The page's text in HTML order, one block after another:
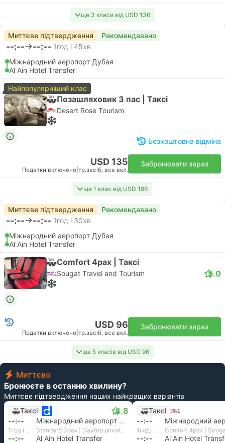
ще 3 класи від USD 136
Миттєве підтвердження Рекомендавано
--:-- --:-- 1год і 45хв
Міжнародний аеропорт Дубая
Al Ain Hotel Transfer
Найпопулярніший клас
Позашляховик 3 пас | Таксі
Desert Rose Tourism
Безкоштовна відміна
USD 135
Податки включено тр.засіб, все вкл.
Забронювати зараз
ще 1 клас від USD 196
Миттєве підтвердження Рекомендавано
--:-- --:-- 1год і 30хв
Міжнародний аеропорт Дубая
Al Ain Hotel Transfer
Comfort 4pax | Таксі
Sougat Travel and Tourism 5.0
USD 96
Податки включено тр.засіб, все вкл.
Забронювати зараз
ще 5 класів від USD 96
Миттєво
Бронюєте в останню хвилину?
Миттєве підтвердження наших найкращих варіантів
Таксі
4.8
--:-- Міжнародний аеропорт Дубая
1год і 32хв Standard 3pax | Daytrip private transfer with English speaking driver
--:-- Al Ain Hotel Transfer
Таксі
--:--
1год і 30хв
--:-- Al Ain Hotel